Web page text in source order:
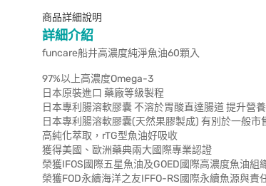
商品詳細說明
詳細介紹
funcare船井高濃度純淨魚油60顆入
97%以上高濃度Omega-3
日本原裝進口 藥廠等級製程
日本專利腸溶軟膠囊 不溶於胃酸直達腸道 提升營
日本專利腸溶軟膠囊(天然果膠製成) 有別於一般市
高純化萃取，rTG型魚油好吸收
獲得美國、歐洲藥典兩大國際專業認證
榮獲IFOS國際五星魚油及GOED國際高濃度魚油組
榮獲FOD永續海洋之友IFFO-RS國際永續魚源與責